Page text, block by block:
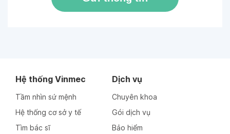
Hệ thống Vinmec
Tầm nhìn sứ mệnh
Hệ thống cơ sở y tế
Tìm bác sĩ
Dịch vụ
Chuyên khoa
Gói dịch vụ
Bảo hiểm